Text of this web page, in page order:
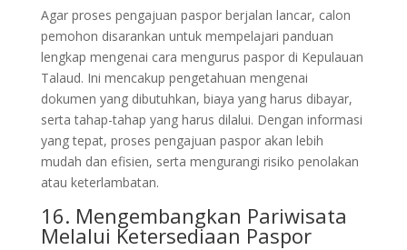
Agar proses pengajuan paspor berjalan lancar, calon
pemohon disarankan untuk mempelajari panduan
lengkap mengenai cara mengurus paspor di Kepulauan
Talaud. Ini mencakup pengetahuan mengenai
dokumen yang dibutuhkan, biaya yang harus dibayar,
serta tahap-tahap yang harus dilalui. Dengan informasi
yang tepat, proses pengajuan paspor akan lebih
mudah dan efisien, serta mengurangi risiko penolakan
atau keterlambatan.
16. Mengembangkan Pariwisata
Melalui Ketersediaan Paspor